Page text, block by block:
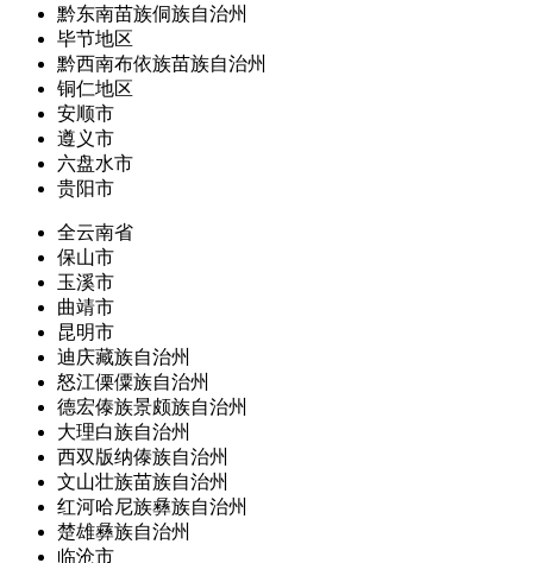
黔东南苗族侗族自治州
毕节地区
黔西南布依族苗族自治州
铜仁地区
安顺市
遵义市
六盘水市
贵阳市
全云南省
保山市
玉溪市
曲靖市
昆明市
迪庆藏族自治州
怒江傈僳族自治州
德宏傣族景颇族自治州
大理白族自治州
西双版纳傣族自治州
文山壮族苗族自治州
红河哈尼族彝族自治州
楚雄彝族自治州
临沧市